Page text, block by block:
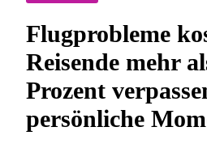
Flugprobleme
Reisende mehr
Prozent
persönliche